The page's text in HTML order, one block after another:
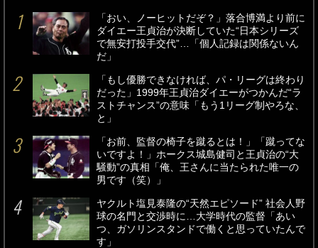
「おい、ノーヒットだぞ？」落合博満より前に
ダイエー王貞治が決断していた“日本シリーズ
で無安打投手交代”…「個人記録は関係ないん
だ」
「もし優勝できなければ、パ・リーグは終わり
だった」1999年王貞治ダイエーがつかんだ“ラ
ストチャンス”の意味「もう1リーグ制やろな、
と」
「お前、監督の椅子を蹴るとは！」「蹴ってな
いですよ！」ホークス城島健司と王貞治の“大
騒動”の真相「俺、王さんに当たられた唯一の
男です（笑）」
ヤクルト塩見泰隆の“天然エピソード” 社会人野
球の名門と交渉時に…大学時代の監督「あい
つ、ガソリンスタンドで働くと思っていたんで
す」